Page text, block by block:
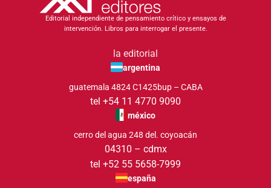
Editorial independiente de pensamiento crítico y ensayos de
intervención. Libros para interrogar el presente.
la editorial
argentina
guatemala 4824 C1425bup – CABA
tel +54 11 4770 9090
méxico
cerro del agua 248 del. coyoacán
04310 – cdmx
tel +52 55 5658-7999
españa